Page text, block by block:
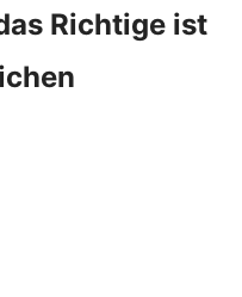
Richtige ist